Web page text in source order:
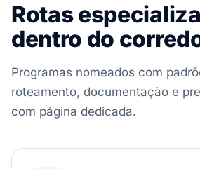
Rotas
dentro do
Programas nomeados com
roteamento, documentação e
com página dedicada.